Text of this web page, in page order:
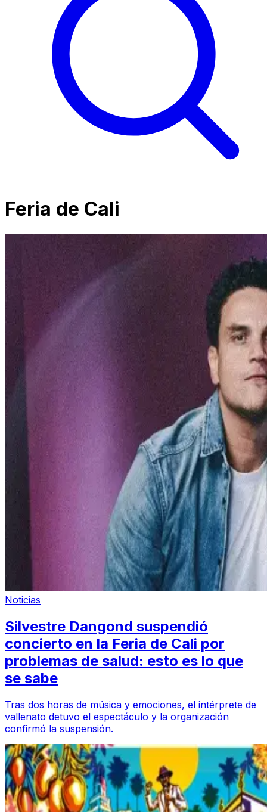
Feria de Cali
Noticias
Silvestre Dangond suspendió
concierto en la Feria de Cali por
problemas de salud: esto es lo que
se sabe
Tras dos horas de música y emociones, el intérprete de
vallenato detuvo el espectáculo y la organización
confirmó la suspensión.